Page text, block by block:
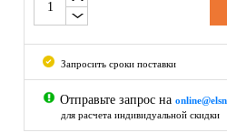
Запросить сроки поставки
Отправьте запрос на
для расчета индивидуальной скидки